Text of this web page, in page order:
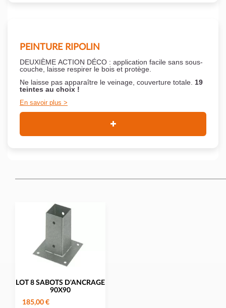
PEINTURE RIPOLIN
DEUXIÈME ACTION DÉCO : application facile sans sous-
couche, laisse respirer le bois et protège.
Ne laisse pas apparaître le veinage, couverture totale. 19
teintes au choix !
En savoir plus
LOT 8 SABOTS D'ANCRAGE
90X90
185,00 €